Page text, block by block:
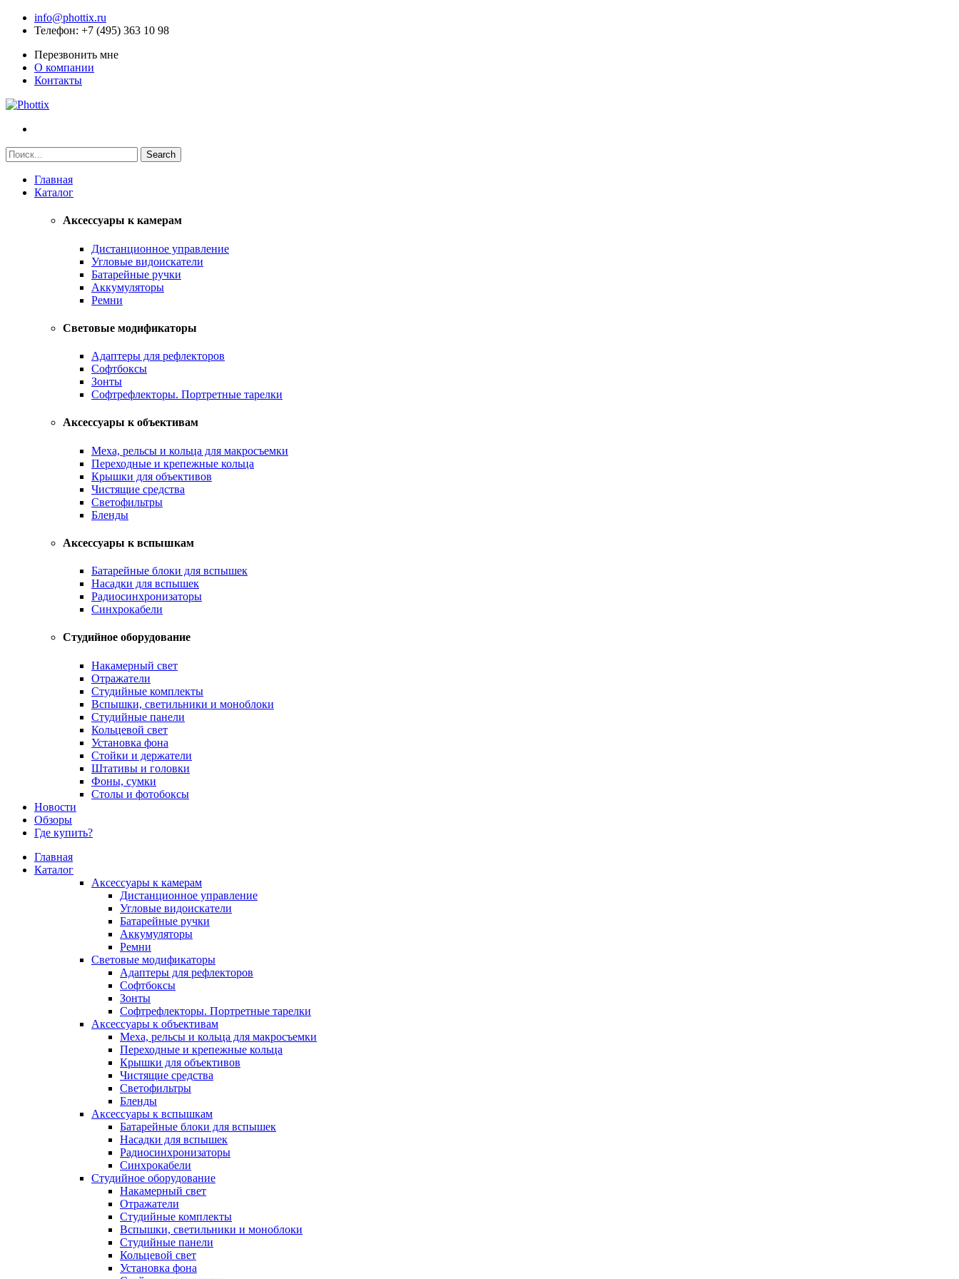
info@phottix.ru
Телефон: +7 (495) 363 10 98
Перезвонить мне
О компании
Контакты
Главная
Каталог
Аксессуары к камерам
Дистанционное управление
Угловые видоискатели
Батарейные ручки
Аккумуляторы
Ремни
Световые модификаторы
Адаптеры для рефлекторов
Софтбоксы
Зонты
Софтрефлекторы. Портретные тарелки
Аксессуары к объективам
Меха, рельсы и кольца для макросъемки
Переходные и крепежные кольца
Крышки для объективов
Чистящие средства
Светофильтры
Бленды
Аксессуары к вспышкам
Батарейные блоки для вспышек
Насадки для вспышек
Радиосинхронизаторы
Синхрокабели
Студийное оборудование
Накамерный свет
Отражатели
Студийные комплекты
Вспышки, светильники и моноблоки
Студийные панели
Кольцевой свет
Установка фона
Стойки и держатели
Штативы и головки
Фоны, сумки
Столы и фотобоксы
Новости
Обзоры
Где купить?
Главная
Каталог
Аксессуары к камерам
Дистанционное управление
Угловые видоискатели
Батарейные ручки
Аккумуляторы
Ремни
Световые модификаторы
Адаптеры для рефлекторов
Софтбоксы
Зонты
Софтрефлекторы. Портретные тарелки
Аксессуары к объективам
Меха, рельсы и кольца для макросъемки
Переходные и крепежные кольца
Крышки для объективов
Чистящие средства
Светофильтры
Бленды
Аксессуары к вспышкам
Батарейные блоки для вспышек
Насадки для вспышек
Радиосинхронизаторы
Синхрокабели
Студийное оборудование
Накамерный свет
Отражатели
Студийные комплекты
Вспышки, светильники и моноблоки
Студийные панели
Кольцевой свет
Установка фона